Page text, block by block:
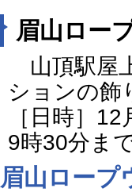
眉山ロー
山頂駅屋
ションの飾
［日時］
9時30分ま
眉山ロープ